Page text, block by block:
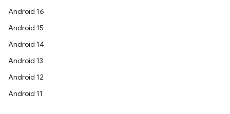
Android 16
Android 15
Android 14
Android 13
Android 12
Android 11